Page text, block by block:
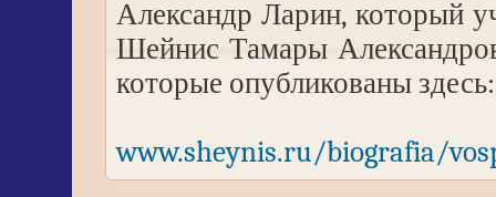
Александр Ларин, который
Шейнис Тамары
которые опубликованы здесь:
www.sheynis.ru/biografia/